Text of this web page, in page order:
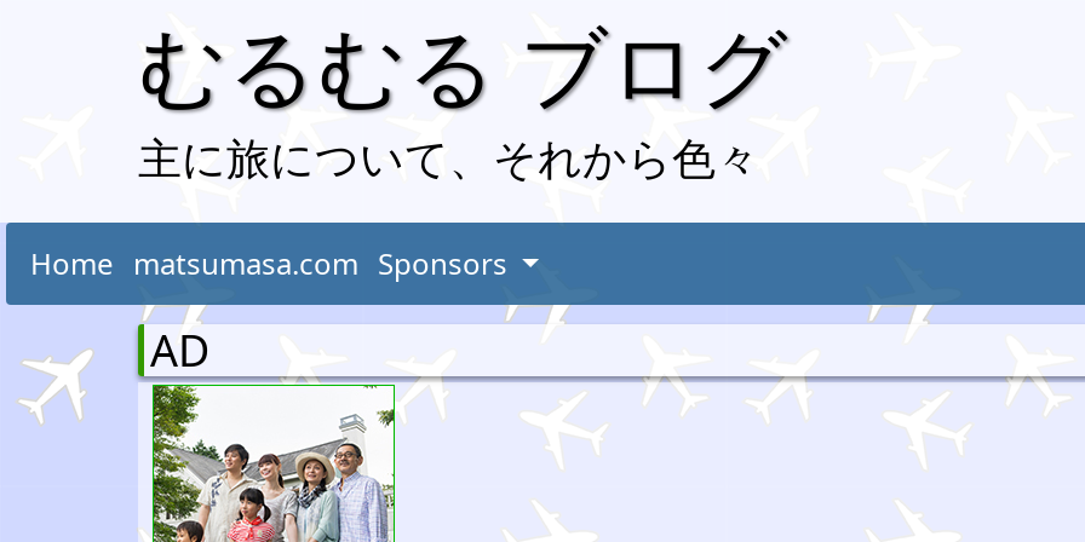
むるむる ブログ
主に旅について、それから色々
Home matsumasa.com Sponsors
AD